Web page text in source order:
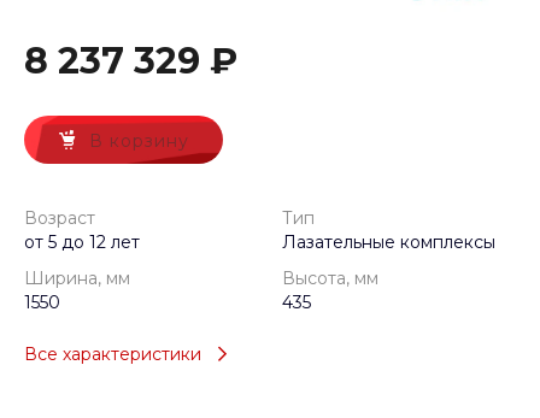
8 237 329 ₽
В корзину
Возраст
от 5 до 12 лет
Тип
Лазательные комплексы
Ширина, мм
1550
Высота, мм
435
Все характеристики